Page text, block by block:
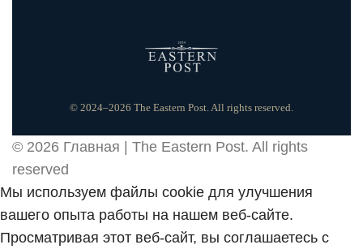
© 2024–2026 The Eastern Post. All rights reserved.
© 2026 Главная | The Eastern Post. All rights
reserved
Мы используем файлы cookie для улучшения
вашего опыта работы на нашем веб-сайте.
Просматривая этот веб-сайт, вы соглашаетесь с